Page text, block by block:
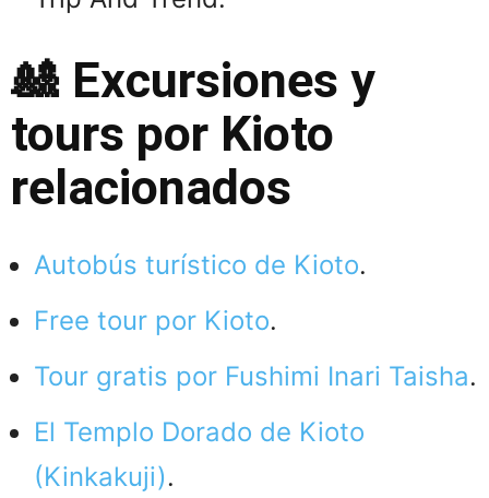
🎎 Excursiones y
tours por Kioto
relacionados
Autobús turístico de Kioto.
Free tour por Kioto.
Tour gratis por Fushimi Inari Taisha.
El Templo Dorado de Kioto
(Kinkakuji).